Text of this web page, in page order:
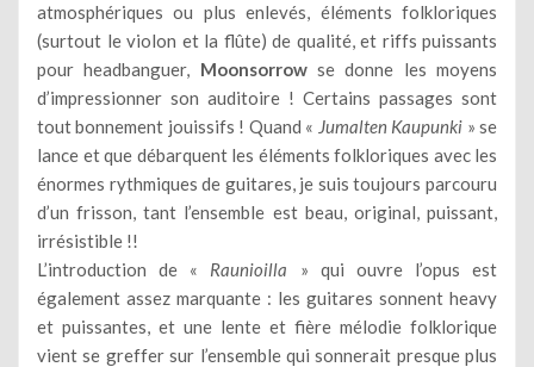
atmosphériques ou plus enlevés, éléments folkloriques
(surtout le violon et la flûte) de qualité, et riffs puissants
pour headbanguer, Moonsorrowse donne les moyens
d’impressionner son auditoire ! Certains passages sont
tout bonnement jouissifs ! Quand « Jumalten Kaupunki » se
lance et que débarquent les éléments folkloriques avec les
énormes rythmiques de guitares, je suis toujours parcouru
d’un frisson, tant l’ensemble est beau, original, puissant,
irrésistible !!
L’introduction de « Raunioilla » qui ouvre l’opus est
également assez marquante : les guitares sonnent heavy
et puissantes, et une lente et fière mélodie folklorique
vient se greffer sur l’ensemble qui sonnerait presque plus